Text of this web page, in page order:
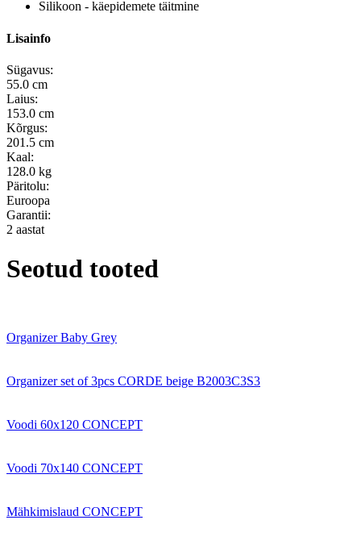
Silikoon - käepidemete täitmine
Lisainfo
Sügavus:
55.0 cm
Laius:
153.0 cm
Kõrgus:
201.5 cm
Kaal:
128.0 kg
Päritolu:
Euroopa
Garantii:
2 aastat
Seotud tooted
Organizer Baby Grey
Organizer set of 3pcs CORDE beige B2003C3S3
Voodi 60x120 CONCEPT
Voodi 70x140 CONCEPT
Mähkimislaud CONCEPT